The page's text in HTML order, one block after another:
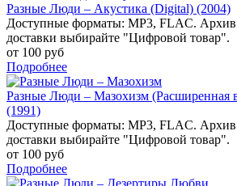
Разные Люди – Акустика (Digital) (2004)
Доступные форматы: MP3, FLAC.
доставки выбирайте "Цифровой товар".
от 100 руб
Подробнее
Разные Люди – Мазохизм (Расширенная
(1991)
Доступные форматы: MP3, FLAC.
доставки выбирайте "Цифровой товар".
от 100 руб
Подробнее